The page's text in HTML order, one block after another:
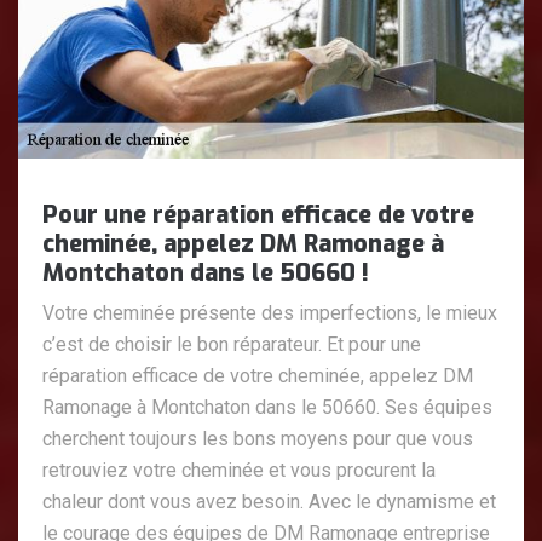
Pour une réparation efficace de votre
cheminée, appelez DM Ramonage à
Montchaton dans le 50660 !
Votre cheminée présente des imperfections, le mieux
c’est de choisir le bon réparateur. Et pour une
réparation efficace de votre cheminée, appelez DM
Ramonage à Montchaton dans le 50660. Ses équipes
cherchent toujours les bons moyens pour que vous
retrouviez votre cheminée et vous procurent la
chaleur dont vous avez besoin. Avec le dynamisme et
le courage des équipes de DM Ramonage entreprise